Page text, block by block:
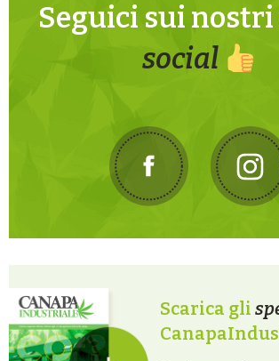
Seguici sui
social
Scarica gli